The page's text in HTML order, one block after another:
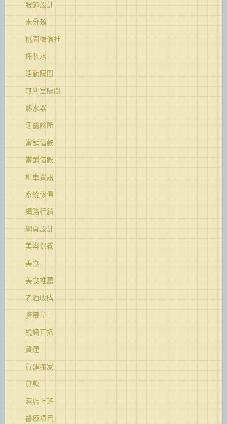
服飾設計
未分類
桃園徵信社
桶裝水
活動隔間
無塵室隔間
熱水器
牙醫診所
當舖借款
當鋪借款
租車資訊
系統傢俱
網路行銷
網頁設計
美容保養
美食
美食推薦
老酒收購
臍帶章
視訊直播
貨運
貨運搬家
貸款
酒店上班
醫療項目